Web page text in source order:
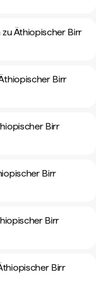
Äthiopischer Birr
Birr
Birr
Birr
Birr
Birr